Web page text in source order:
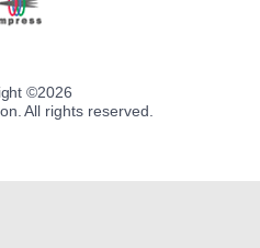
©2026
All rights reserved.